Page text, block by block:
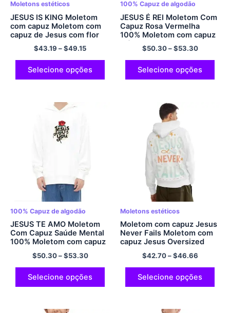
Moletons estéticos
JESUS ​​IS KING Moletom
com capuz Moletom com
capuz de Jesus com flor
de rosa vermelha Moletom
com capuz estético
Moletom confortável
streetwear para homens e
mulheres Moletom com
$43.19 –$49.15
Selecione opções
100% Capuz de algodão
JESUS ​​É REI Moletom Com
Capuz Rosa Vermelha
100% Moletom com capuz
clássico de algodão estilo
e conforto moletom
grande para homens e
mulheres multicolorido
$50.30–$53.30
Selecione opções
100% Capuz de algodão
JESUS ​​TE AMO Moletom
Com Capuz Saúde Mental
100% Moletom com capuz
de algodão macio e
confortável moletom
oversized streetwear
casual e estilo
multicolorido
$50.30–$53.30
Selecione opções
Moletons estéticos
Moletom com capuz Jesus
Never Fails Moletom com
capuz Jesus Oversized
Streetwear com capuz
casual moletom com capuz
tamanho UE de poliéster
confortável para homens e
mulheres
$42.70–$46.66
Selecione opções